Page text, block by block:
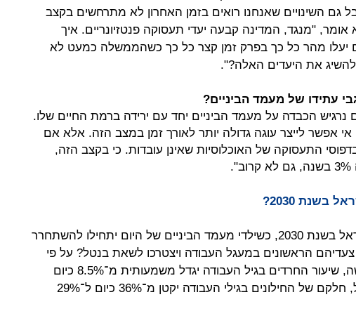
גם השינויים שאנחנו רואים בזמן האחרון לא מתרחשים בקצב
"מנגד, המדינה קבעה יעדי תעסוקה פנטזיונריים. איך
יעלו מהר כל כך בפרק זמן קצר כל כך כשהממשלה כמעט לא
את היעדים האלה?".
עתידו של מעמד הביניים?
נרגיש הכבדה על מעמד הביניים יחד עם ירידה ברמת החיים שלו.
אפשר לייצר עוגה גדולה יותר לאורך זמן במצב הזה. אלא אם
בדפוסי התעסוקה של האוכלוסיות שאינן עובדות. כי בקצב הזה,
אז איך תיראה ישראל בשנת 2030, כשילדי מעמד הביניים של היום יתחילו להשתחרר
הראשונים במעגל העבודה ויצטרכו לשאת בנטל? על פי
המחקר של בן משה, שיעור החרדים בגיל העבודה יגדל משמעותית מ־8.5% כיום
ל־15.1%. במקביל, חלקם של החילונים בגילי העבודה יקטן מ־36% כיום ל־29%